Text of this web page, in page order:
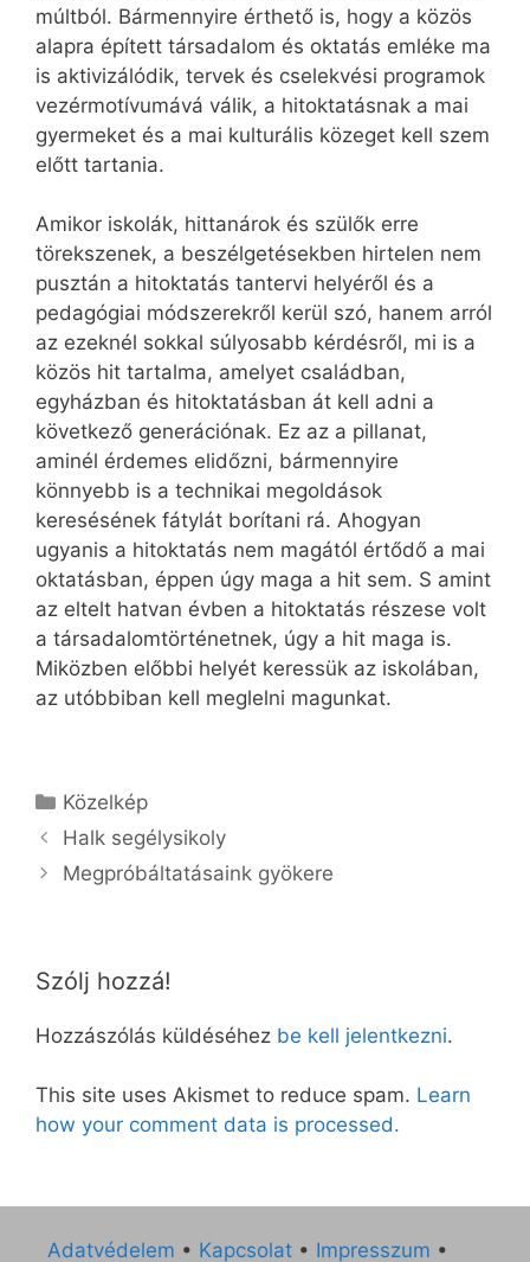
múltból. Bármennyire érthető is, hogy a közös
alapra épített társadalom és oktatás emléke ma
is aktivizálódik, tervek és cselekvési programok
vezérmotívumává válik, a hitoktatásnak a mai
gyermeket és a mai kulturális közeget kell szem
előtt tartania.
Amikor iskolák, hittanárok és szülők erre
törekszenek, a beszélgetésekben hirtelen nem
pusztán a hitoktatás tantervi helyéről és a
pedagógiai módszerekről kerül szó, hanem arról
az ezeknél sokkal súlyosabb kérdésről, mi is a
közös hit tartalma, amelyet családban,
egyházban és hitoktatásban át kell adni a
következő generációnak. Ez az a pillanat,
aminél érdemes elidőzni, bármennyire
könnyebb is a technikai megoldások
keresésének fátylát borítani rá. Ahogyan
ugyanis a hitoktatás nem magától értődő a mai
oktatásban, éppen úgy maga a hit sem. S amint
az eltelt hatvan évben a hitoktatás részese volt
a társadalomtörténetnek, úgy a hit maga is.
Miközben előbbi helyét keressük az iskolában,
az utóbbiban kell meglelni magunkat.
Kategória
Közelkép
Halk segélysikoly
Megpróbáltatásaink gyökere
Szólj hozzá!
Hozzászólás küldéséhez be kell jelentkezni.
This site uses Akismet to reduce spam. Learn
how your comment data is processed.
Adatvédelem • Kapcsolat • Impresszum •